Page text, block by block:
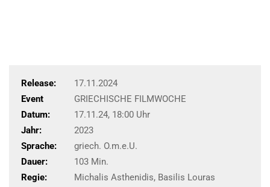
Release:
17.11.2024
Event
GRIECHISCHE FILMWOCHE
Datum:
17.11.24, 18:00 Uhr
Jahr:
2023
Sprache:
griech. O.m.e.U.
Dauer:
103 Min.
Regie:
Michalis Asthenidis, Basilis Louras